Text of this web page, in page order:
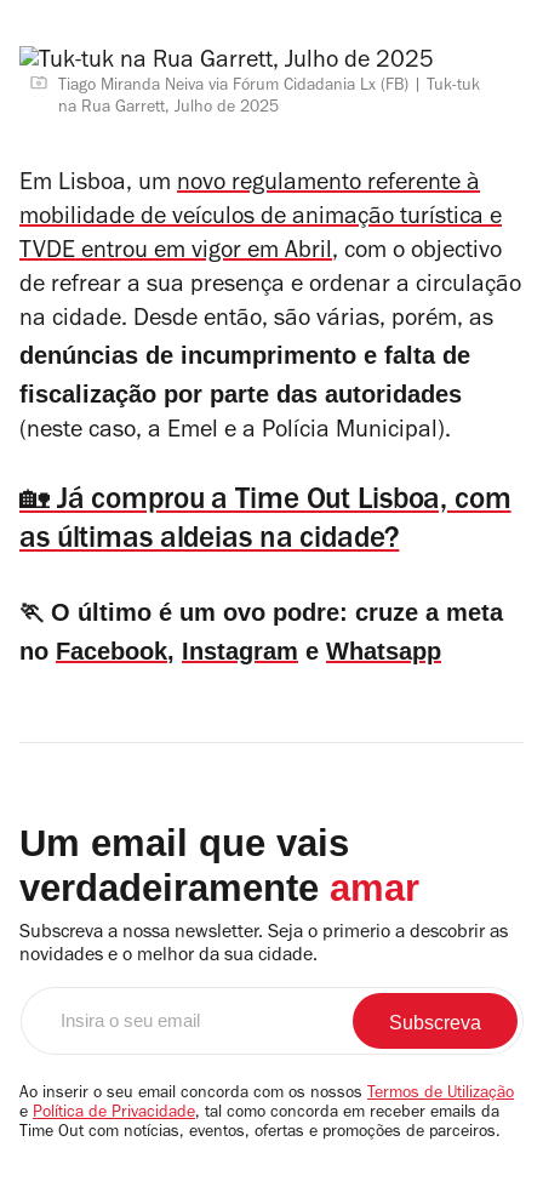
Tiago Miranda Neiva via Fórum Cidadania Lx (FB)
Tuk-tuk
na Rua Garrett, Julho de 2025
Em Lisboa, um novo regulamento referente à
mobilidade de veículos de animação turística e
TVDE entrou em vigor em Abril, com o objectivo
de refrear a sua presença e ordenar a circulação
na cidade. Desde então, são várias, porém, as
denúncias de incumprimento e falta de
fiscalização por parte das autoridades
(neste caso, a Emel e a Polícia Municipal).
🏡 Já comprou a Time Out Lisboa, com
as últimas aldeias na cidade?
🏃 O último é um ovo podre: cruze a meta
no Facebook, Instagram e Whatsapp
Um email que vais
verdadeiramente amar
Subscreva a nossa newsletter. Seja o primerio a descobrir as
novidades e o melhor da sua cidade.
email
Ao inserir o seu email concorda com os nossos Termos de Utilização
e Política de Privacidade, tal como concorda em receber emails da
Time Out com notícias, eventos, ofertas e promoções de parceiros.